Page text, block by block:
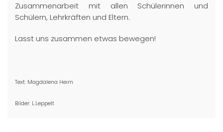
Zusammenarbeit mit allen Schülerinnen und
Schülern, Lehrkräften und Eltern.
Lasst uns zusammen etwas bewegen!
Text: Magdalena Heim
Bilder: L.Leppelt